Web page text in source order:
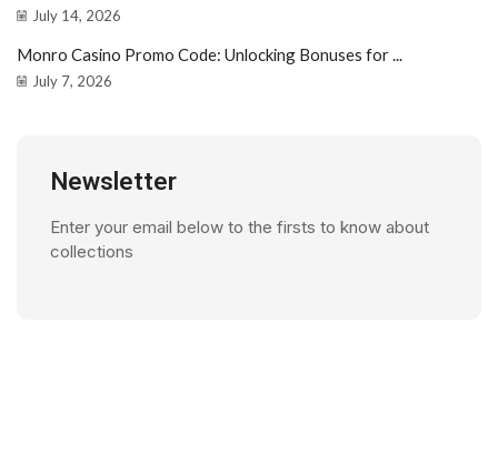
July 14, 2026
Monro Casino Promo Code: Unlocking Bonuses for ...
July 7, 2026
Newsletter
Enter your email below to the firsts to know about
collections